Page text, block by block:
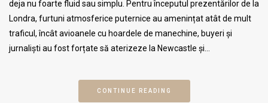
deja nu foarte fluid sau simplu. Pentru începutul prezentărilor de la
Londra, furtuni atmosferice puternice au amenințat atât de mult
traficul, încât avioanele cu hoardele de manechine, buyeri și
jurnaliști au fost forțate să aterizeze la Newcastle și…
CONTINUE READING